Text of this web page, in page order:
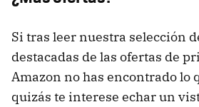
Si tras leer nuestra selección
destacadas de las ofertas de
Amazon no has encontrado lo
quizás te interese echar un